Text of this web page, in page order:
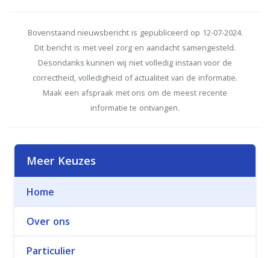
Bovenstaand nieuwsbericht is gepubliceerd op 12-07-2024.
Dit bericht is met veel zorg en aandacht samengesteld.
Desondanks kunnen wij niet volledig instaan voor de
correctheid, volledigheid of actualiteit van de informatie.
Maak een afspraak met ons om de meest recente
informatie te ontvangen.
Meer Keuzes
Home
Over ons
Particulier